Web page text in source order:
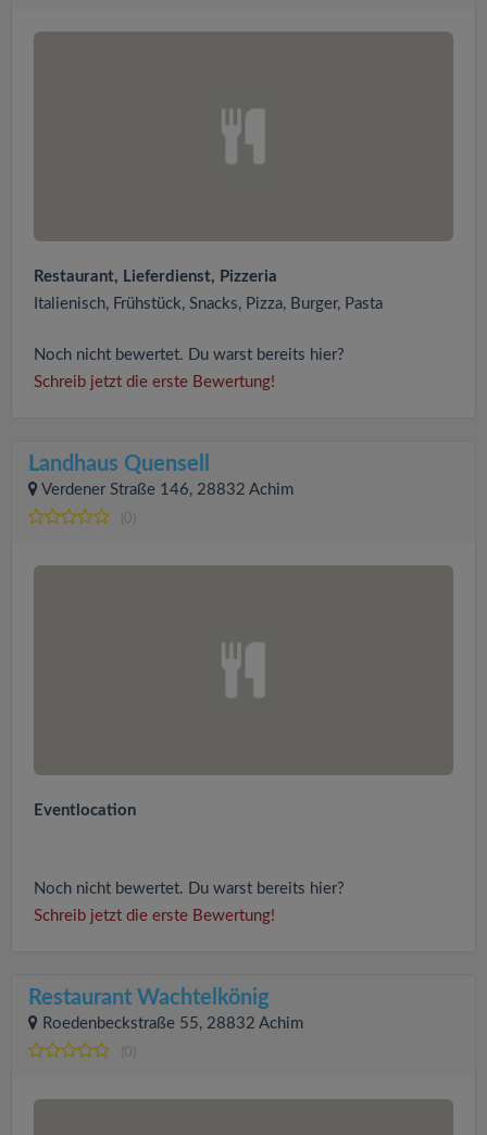
Restaurant, Lieferdienst, Pizzeria
Italienisch, Frühstück, Snacks, Pizza, Burger, Pasta
Noch nicht bewertet. Du warst bereits hier?
Schreib jetzt die erste Bewertung!
Landhaus Quensell
Verdener Straße 146, 28832 Achim
(0)
Eventlocation
Noch nicht bewertet. Du warst bereits hier?
Schreib jetzt die erste Bewertung!
Restaurant Wachtelkönig
Roedenbeckstraße 55, 28832 Achim
(0)